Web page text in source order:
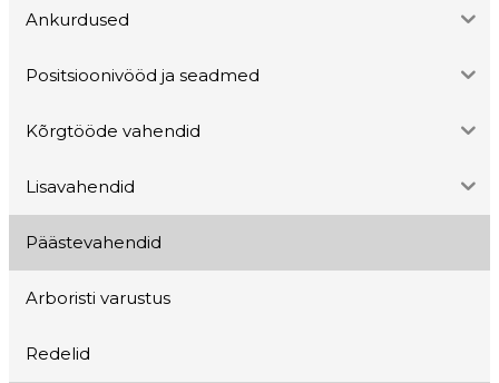
Ankurdused
Positsioonivööd ja seadmed
Kõrgtööde vahendid
Lisavahendid
Päästevahendid
Arboristi varustus
Redelid